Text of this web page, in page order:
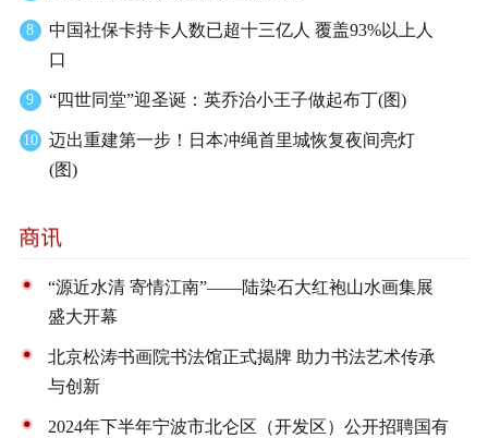
8
中国社保卡持卡人数已超十三亿人 覆盖93%以上人
口
9 “四世同堂”迎圣诞：英乔治小王子做起布丁(图)
10
迈出重建第一步！日本冲绳首里城恢复夜间亮灯
(图)
“源近水清 寄情江南”——陆染石大红袍山水画集展
盛大开幕
北京松涛书画院书法馆正式揭牌 助力书法艺术传承
与创新
2024年下半年宁波市北仑区（开发区）公开招聘国有